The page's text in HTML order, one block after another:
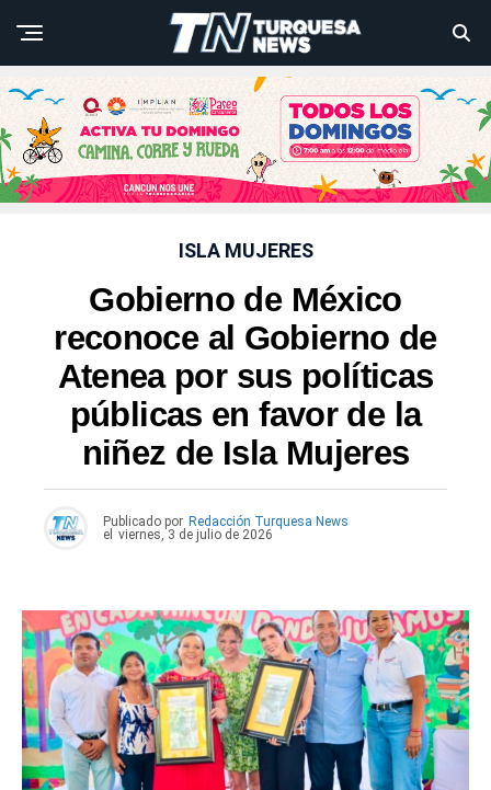
ISLA MUJERES
Gobierno de México
reconoce al Gobierno de
Atenea por sus políticas
públicas en favor de la
niñez de Isla Mujeres
Publicado por Redacción Turquesa News
el viernes, 3 de julio de 2026